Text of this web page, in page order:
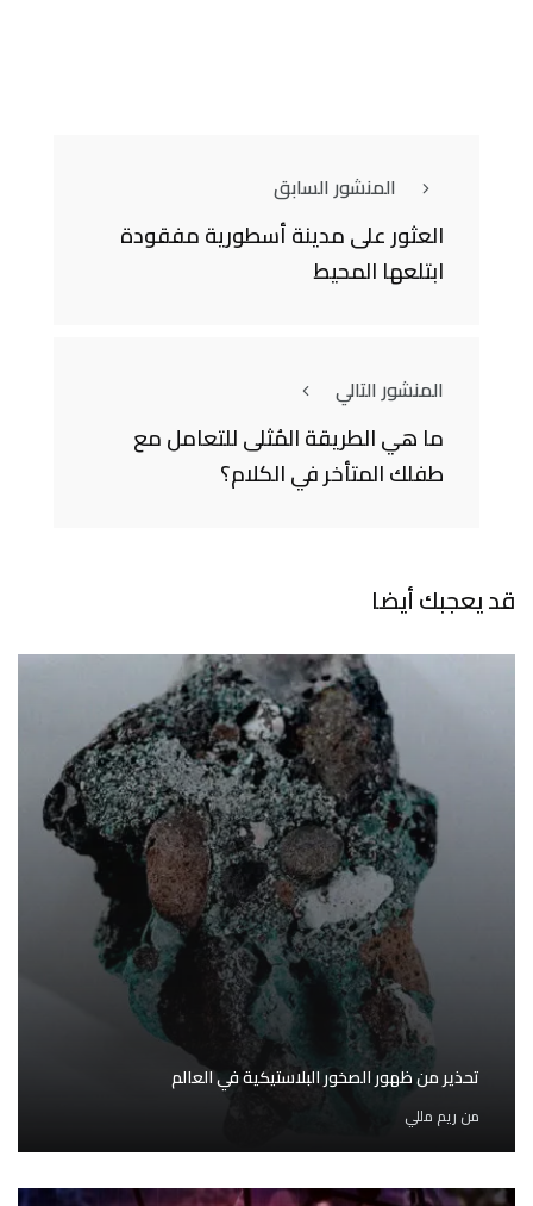
المنشور السابق
العثور على مدينة أسطورية مفقودة
ابتلعها المحيط
المنشور التالي
ما هي الطريقة المُثلى للتعامل مع
طفلك المتأخر في الكلام؟
قد يعجبك أيضا
تحذير من ظهور الصخور البلاستيكية في العالم
من ريم مللي